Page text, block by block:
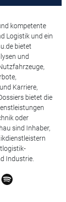
kompetente
Logistik und ein
bietet
und
Karriere,
bietet die
oder
sind Inhaber,
Industrie.